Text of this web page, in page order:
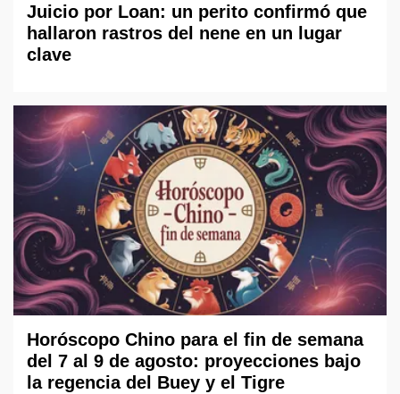
Juicio por Loan: un perito confirmó que
hallaron rastros del nene en un lugar
clave
Horóscopo Chino para el fin de semana
del 7 al 9 de agosto: proyecciones bajo
la regencia del Buey y el Tigre